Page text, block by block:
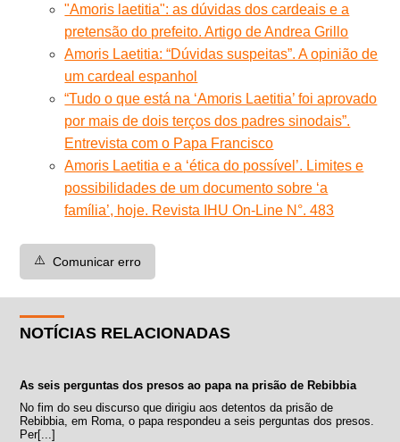
"Amoris laetitia": as dúvidas dos cardeais e a
pretensão do prefeito. Artigo de Andrea Grillo
Amoris Laetitia: “Dúvidas suspeitas”. A opinião de
um cardeal espanhol
“Tudo o que está na ‘Amoris Laetitia’ foi aprovado
por mais de dois terços dos padres sinodais”.
Entrevista com o Papa Francisco
Amoris Laetitia e a ‘ética do possível’. Limites e
possibilidades de um documento sobre ‘a
família’, hoje. Revista IHU On-Line N°. 483
⚠️ Comunicar erro
NOTÍCIAS RELACIONADAS
As seis perguntas dos presos ao papa na prisão de Rebibbia
No fim do seu discurso que dirigiu aos detentos da prisão de
Rebibbia, em Roma, o papa respondeu a seis perguntas dos presos.
Per[...]